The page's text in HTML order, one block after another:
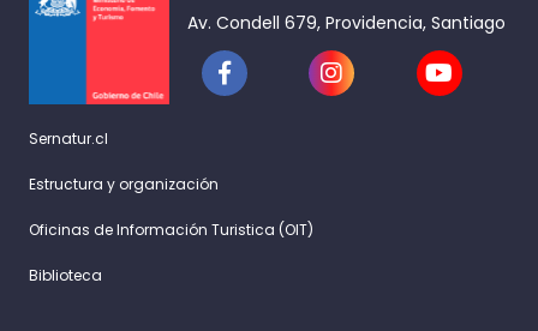
Av. Condell 679, Providencia, Santiago
Sernatur.cl
Estructura y organización
Oficinas de Información Turistica (OIT)
Biblioteca